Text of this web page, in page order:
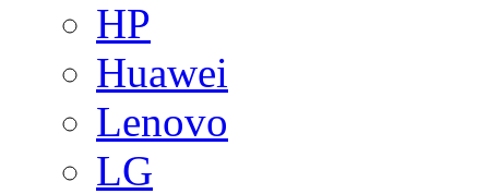
HP
Huawei
Lenovo
LG